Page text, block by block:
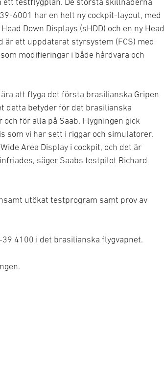
6001 har en helt ny cockpit-layout, med
Down Displays (sHDD) och en ny Head
är ett uppdaterat styrsystem (FCS) med
modifieringar i både hårdvara och
att flyga det första brasilianska Gripen
detta betyder för det brasilianska
för alla på Saab. Flygningen gick
som vi har sett i riggar och simulatorer.
Area Display i cockpit, och det är
säger Saabs testpilot Richard
utökat testprogram samt prov av
4100 i det brasilianska flygvapnet.